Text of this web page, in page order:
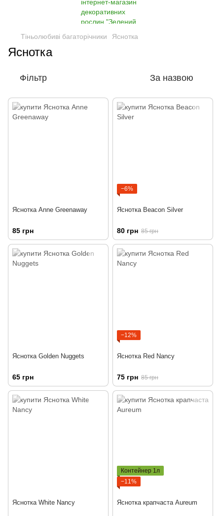
Тіньолюбиві багаторічники Яснотка
Яснотка
Фільтр За назвою
Яснотка Anne Greenaway
85 грн
−6%
Яснотка Beacon Silver
80 грн 85 грн
Яснотка Golden Nuggets
65 грн
−12%
Яснотка Red Nancy
75 грн 85 грн
Яснотка White Nancy
Контейнер 1л
−11%
Яснотка крапчаста Aureum